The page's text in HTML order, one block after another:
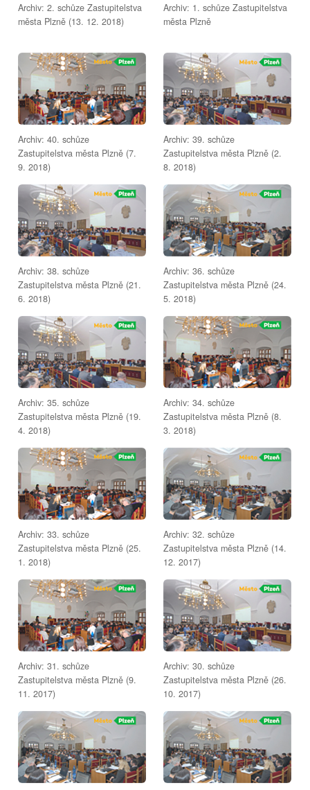
Archiv: 2. schůze Zastupitelstva
města Plzně (13. 12. 2018)
Archiv: 1. schůze Zastupitelstva
města Plzně
Archiv: 40. schůze
Zastupitelstva města Plzně (7.
9. 2018)
Archiv: 39. schůze
Zastupitelstva města Plzně (2.
8. 2018)
Archiv: 38. schůze
Zastupitelstva města Plzně (21.
6. 2018)
Archiv: 36. schůze
Zastupitelstva města Plzně (24.
5. 2018)
Archiv: 35. schůze
Zastupitelstva města Plzně (19.
4. 2018)
Archiv: 34. schůze
Zastupitelstva města Plzně (8.
3. 2018)
Archiv: 33. schůze
Zastupitelstva města Plzně (25.
1. 2018)
Archiv: 32. schůze
Zastupitelstva města Plzně (14.
12. 2017)
Archiv: 31. schůze
Zastupitelstva města Plzně (9.
11. 2017)
Archiv: 30. schůze
Zastupitelstva města Plzně (26.
10. 2017)